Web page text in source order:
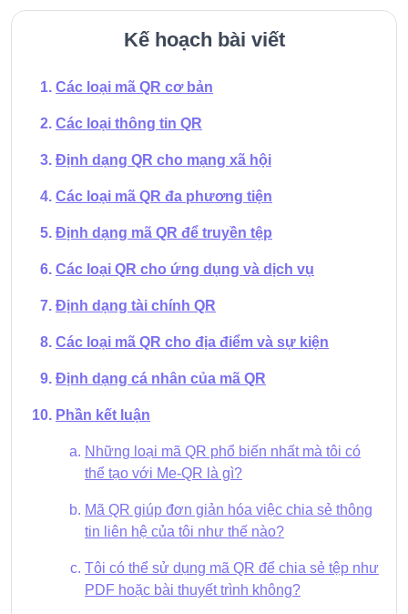
Kế hoạch bài viết
Các loại mã QR cơ bản
Các loại thông tin QR
Định dạng QR cho mạng xã hội
Các loại mã QR đa phương tiện
Định dạng mã QR để truyền tệp
Các loại QR cho ứng dụng và dịch vụ
Định dạng tài chính QR
Các loại mã QR cho địa điểm và sự kiện
Định dạng cá nhân của mã QR
Phần kết luận
Những loại mã QR phổ biến nhất mà tôi có
thể tạo với Me-QR là gì?
Mã QR giúp đơn giản hóa việc chia sẻ thông
tin liên hệ của tôi như thế nào?
Tôi có thể sử dụng mã QR để chia sẻ tệp như
PDF hoặc bài thuyết trình không?